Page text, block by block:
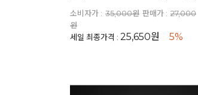
소비자가 : 35,000원 판매가 : 27,000
원
세일 최종가격 : 25,650원 5%